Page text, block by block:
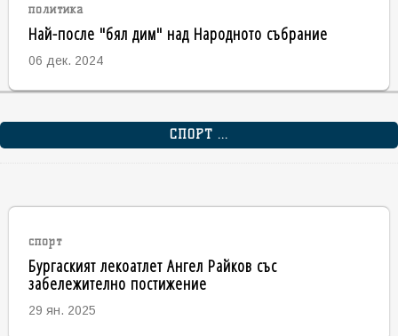
политика
Най-после "бял дим" над Народното събрание
06 дек. 2024
СПОРТ ...
спорт
Бургаският лекоатлет Ангел Райков със
забележително постижение
29 ян. 2025